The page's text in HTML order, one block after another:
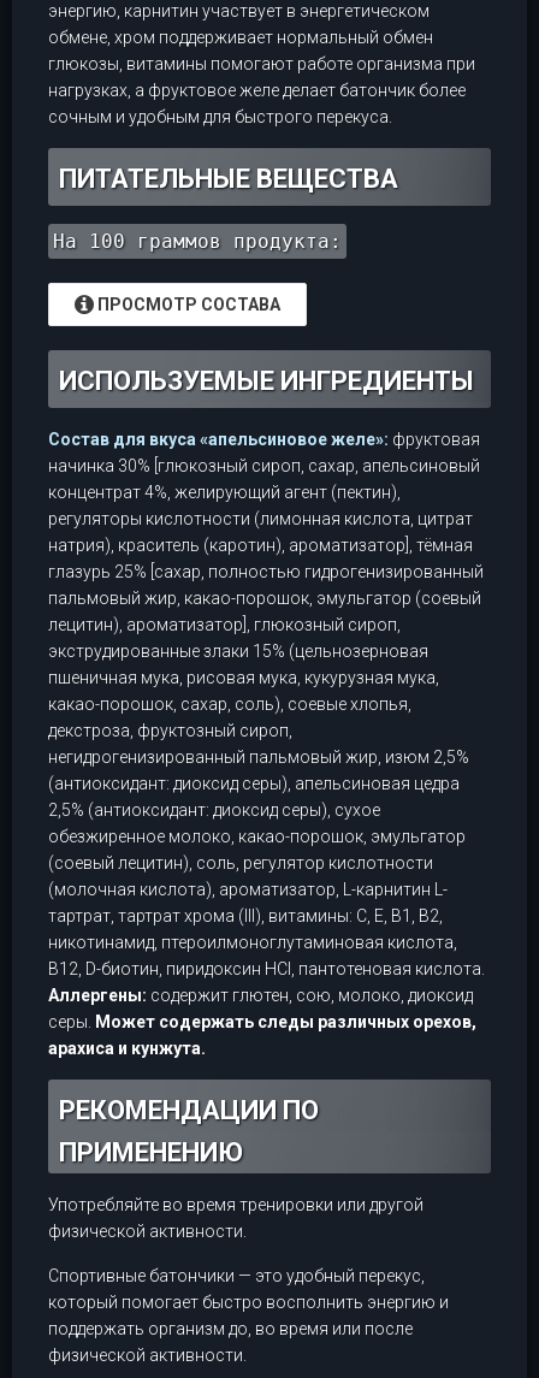
энергию, карнитин участвует в энергетическом
обмене, хром поддерживает нормальный обмен
глюкозы, витамины помогают работе организма при
нагрузках, а фруктовое желе делает батончик более
сочным и удобным для быстрого перекуса.
ПИТАТЕЛЬНЫЕ ВЕЩЕСТВА
На 100 граммов продукта:
ПРОСМОТР СОСТАВА
ИСПОЛЬЗУЕМЫЕ ИНГРЕДИЕНТЫ
Состав для вкуса «апельсиновое желе»: фруктовая
начинка 30% [глюкозный сироп, сахар, апельсиновый
концентрат 4%, желирующий агент (пектин),
регуляторы кислотности (лимонная кислота, цитрат
натрия), краситель (каротин), ароматизатор], тёмная
глазурь 25% [сахар, полностью гидрогенизированный
пальмовый жир, какао-порошок, эмульгатор (соевый
лецитин), ароматизатор], глюкозный сироп,
экструдированные злаки 15% (цельнозерновая
пшеничная мука, рисовая мука, кукурузная мука,
какао-порошок, сахар, соль), соевые хлопья,
декстроза, фруктозный сироп,
негидрогенизированный пальмовый жир, изюм 2,5%
(антиоксидант: диоксид серы), апельсиновая цедра
2,5% (антиоксидант: диоксид серы), сухое
обезжиренное молоко, какао-порошок, эмульгатор
(соевый лецитин), соль, регулятор кислотности
(молочная кислота), ароматизатор, L-карнитин L-
тартрат, тартрат хрома (III), витамины: C, E, B1, B2,
никотинамид, птероилмоноглутаминовая кислота,
B12, D-биотин, пиридоксин HCl, пантотеновая кислота.
Аллергены: содержит глютен, сою, молоко, диоксид
серы. Может содержать следы различных орехов,
арахиса и кунжута.
РЕКОМЕНДАЦИИ ПО
ПРИМЕНЕНИЮ
Употребляйте во время тренировки или другой
физической активности.
Спортивные батончики — это удобный перекус,
который помогает быстро восполнить энергию и
поддержать организм до, во время или после
физической активности.